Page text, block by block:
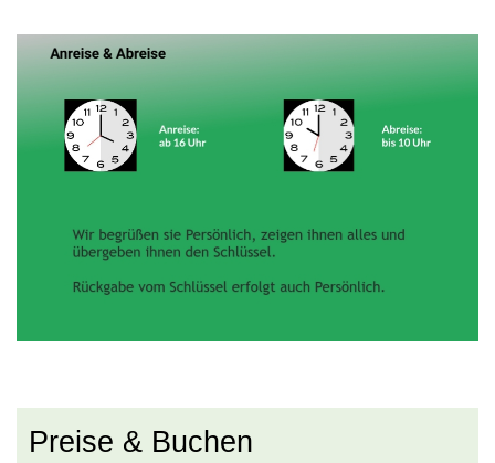
Handtücher und Badetücher
Preise & Buchen